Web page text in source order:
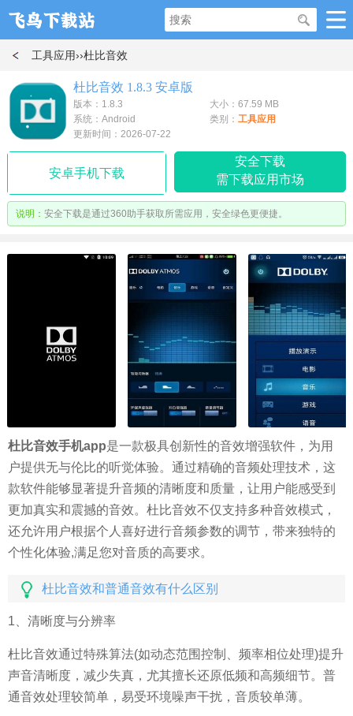
工具应用››杜比音效
杜比音效 1.8.3 安卓版
版本：1.8.3
大小：67.59 MB
系统：Android
类别： 工具应用
更新时间：2026-07-22
安卓手机下载
安全下载
需下载应用市场
说明： 安全下载是通过360助手获取所需应用，安全绿色更便捷。
杜比音效手机app是一款极具创新性的音效增强软件，为用
户提供无与伦比的听觉体验。通过精确的音频处理技术，这
款软件能够显著提升音频的清晰度和质量，让用户能感受到
更加真实和震撼的音效。杜比音效不仅支持多种音效模式，
还允许用户根据个人喜好进行音频参数的调节，带来独特的
个性化体验,满足您对音质的高要求。
杜比音效和普通音效有什么区别
1、清晰度与分辨率
杜比音效通过特殊算法(如动态范围控制、频率相位处理)提升
声音清晰度，减少失真，尤其擅长还原低频和高频细节。普
通音效处理较简单，易受环境噪声干扰，音质较单薄。